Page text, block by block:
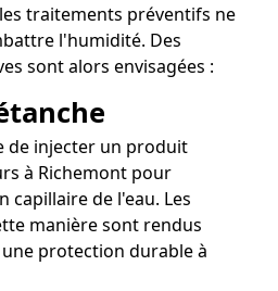
traitements préventifs ne
l'humidité. Des
sont alors envisagées :
de injecter un produit
à Richemont pour
capillaire de l'eau. Les
manière sont rendus
protection durable à